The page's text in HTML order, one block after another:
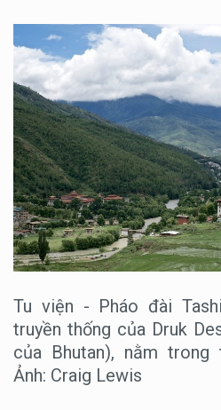
Tu viện - Pháo đài
truyền thống của Druk
của Bhutan), nằm trong
Ảnh: Craig Lewis